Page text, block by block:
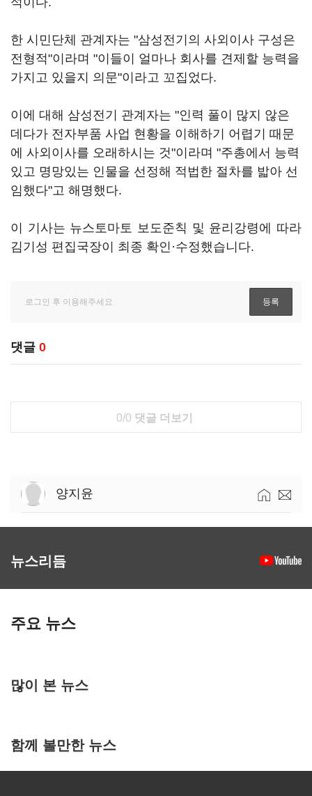
한 시민단체 관계자는 "삼성전기의 사외이사 구성은
전형적"이라며 "이들이 얼마나 회사를 견제할 능력을
가지고 있을지 의문"이라고 꼬집었다.
이에 대해 삼성전기 관계자는 "인력 풀이 많지 않은
데다가 전자부품 사업 현황을 이해하기 어렵기 때문
에 사외이사를 오래하시는 것"이라며 "주총에서 능력
있고 명망있는 인물을 선정해 적법한 절차를 밟아 선
임했다"고 해명했다.
이 기사는 뉴스토마토 보도준칙 및 윤리강령에 따라
김기성 편집국장이 최종 확인·수정했습니다.
댓글 0
0/0 댓글 더보기
양지윤
뉴스리듬
주요 뉴스
많이 본 뉴스
함께 볼만한 뉴스